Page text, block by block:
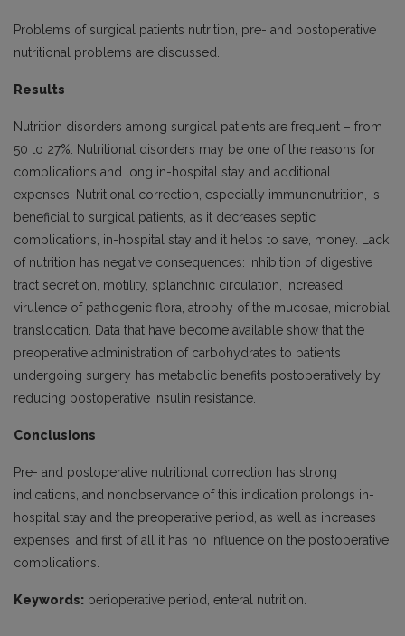
Problems of surgical patients nutrition, pre- and postoperative
nutritional problems are discussed.
Results
Nutrition disorders among surgical patients are frequent – from
50 to 27%. Nutritional disorders may be one of the reasons for
complications and long in-hospital stay and additional
expenses. Nutritional correction, especially immunonutrition, is
beneficial to surgical patients, as it decreases septic
complications, in-hospital stay and it helps to save, money. Lack
of nutrition has negative consequences: inhibition of digestive
tract secretion, motility, splanchnic circulation, increased
virulence of pathogenic flora, atrophy of the mucosae, microbial
translocation. Data that have become available show that the
preoperative administration of carbohydrates to patients
undergoing surgery has metabolic benefits postoperatively by
reducing postoperative insulin resistance.
Conclusions
Pre- and postoperative nutritional correction has strong
indications, and nonobservance of this indication prolongs in-
hospital stay and the preoperative period, as well as increases
expenses, and first of all it has no influence on the postoperative
complications.
Keywords: perioperative period, enteral nutrition.